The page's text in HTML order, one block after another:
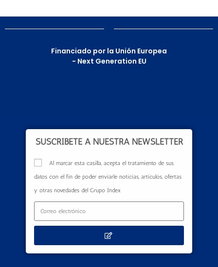
Financiado por la Unión Europea
- Next Generation EU
SUSCRÍBETE A NUESTRA NEWSLETTER
Al marcar esta casilla, acepta el tratamiento de sus
datos con el fin de poder enviarle noticias, artículos, ofertas
y otras novedades del Grupo Index